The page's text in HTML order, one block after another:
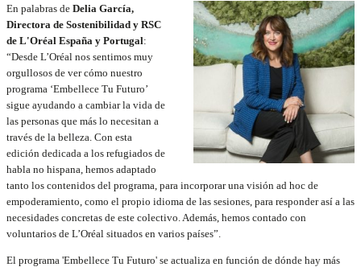
En palabras de Delia García,
Directora de Sostenibilidad y RSC
de L'Oréal España y Portugal:
“Desde L’Oréal nos sentimos muy
orgullosos de ver cómo nuestro
programa ‘Embellece Tu Futuro’
sigue ayudando a cambiar la vida de
las personas que más lo necesitan a
través de la belleza. Con esta
edición dedicada a los refugiados de
habla no hispana, hemos adaptado
tanto los contenidos del programa, para incorporar una visión ad hoc de
empoderamiento, como el propio idioma de las sesiones, para responder así a las
necesidades concretas de este colectivo. Además, hemos contado con
voluntarios de L’Oréal situados en varios países”.
El programa 'Embellece Tu Futuro' se actualiza en función de dónde hay más